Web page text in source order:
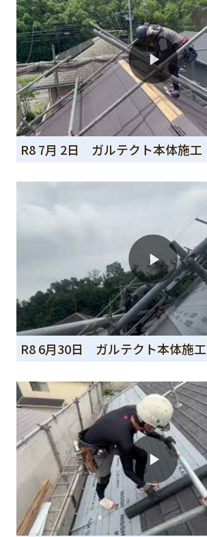
R8 7月 2日 ガルテクト本体施工
R8 6月30日 ガルテクト本体施工